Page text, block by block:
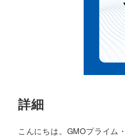
詳細
こんにちは。GMOプライム